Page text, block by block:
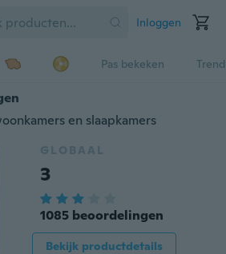
Inloggen
Pas bekeken
en slaapkamers
GLOBAAL
3
1085 beoordelingen
Bekijk productdetails